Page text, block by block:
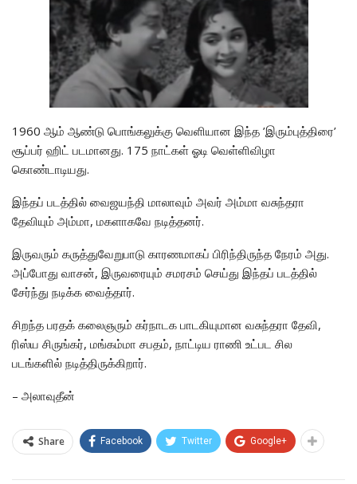
1960 ஆம் ஆண்டு பொங்கலுக்கு வெளியான இந்த ’இரும்புத்திரை’
சூப்பர் ஹிட் படமானது. 175 நாட்கள் ஓடி வெள்ளிவிழா
கொண்டாடியது.
இந்தப் படத்தில் வைஜயந்தி மாலாவும் அவர் அம்மா வசுந்தரா
தேவியும் அம்மா, மகளாகவே நடித்தனர்.
இருவரும் கருத்துவேறுபாடு காரணமாகப் பிரிந்திருந்த நேரம் அது.
அப்போது வாசன், இருவரையும் சமரசம் செய்து இந்தப் படத்தில்
சேர்ந்து நடிக்க வைத்தார்.
சிறந்த பரதக் கலைஞரும் கர்நாடக பாடகியுமான வசுந்தரா தேவி,
ரிஸ்ய சிருங்கர், மங்கம்மா சபதம், நாட்டிய ராணி உட்பட சில
படங்களில் நடித்திருக்கிறார்.
– அலாவுதீன்
Share Facebook Twitter Google+